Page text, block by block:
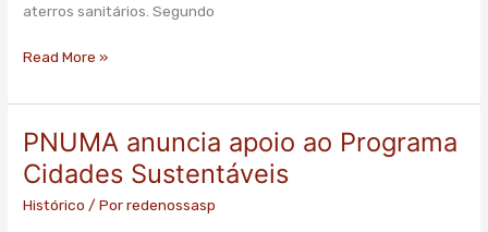
aterros sanitários. Segundo
Read More »
PNUMA anuncia apoio ao Programa
Cidades Sustentáveis
Histórico / Porredenossasp
PNUMA
anuncia
apoio
ao